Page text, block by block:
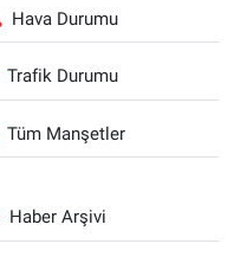
Hava Durumu
Trafik Durumu
Tüm Manşetler
Haber Arşivi